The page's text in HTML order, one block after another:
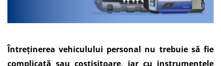
Întreținerea vehiculului personal nu trebuie să fie
complicată sau costisitoare, iar cu instrumentele